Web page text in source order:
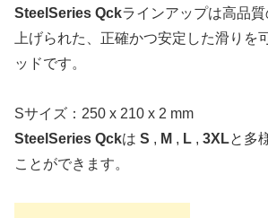
SteelSeries Qckラインアップは高品
上げられた、正確かつ安定した滑りを
ッドです。
Sサイズ：250 x 210 x 2 mm
SteelSeries Qckは S , M , L , 3XLと多
ことができます。